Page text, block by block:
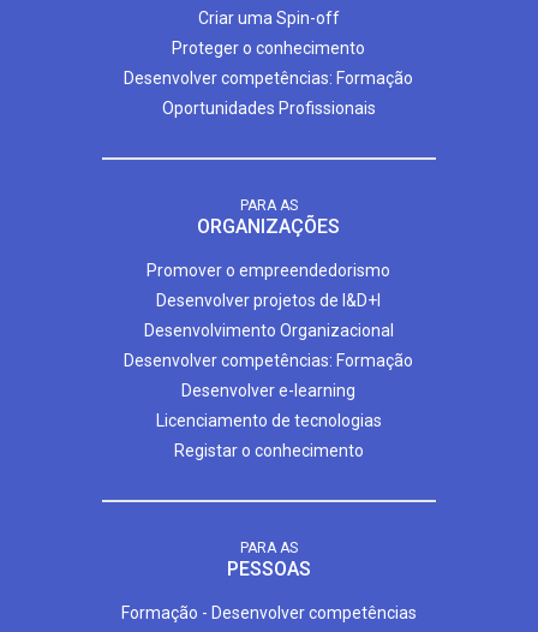
Criar uma Spin-off
Proteger o conhecimento
Desenvolver competências: Formação
Oportunidades Profissionais
PARA AS
ORGANIZAÇÕES
Promover o empreendedorismo
Desenvolver projetos de I&D+I
Desenvolvimento Organizacional
Desenvolver competências: Formação
Desenvolver e-learning
Licenciamento de tecnologias
Registar o conhecimento
PARA AS
PESSOAS
Formação - Desenvolver competências